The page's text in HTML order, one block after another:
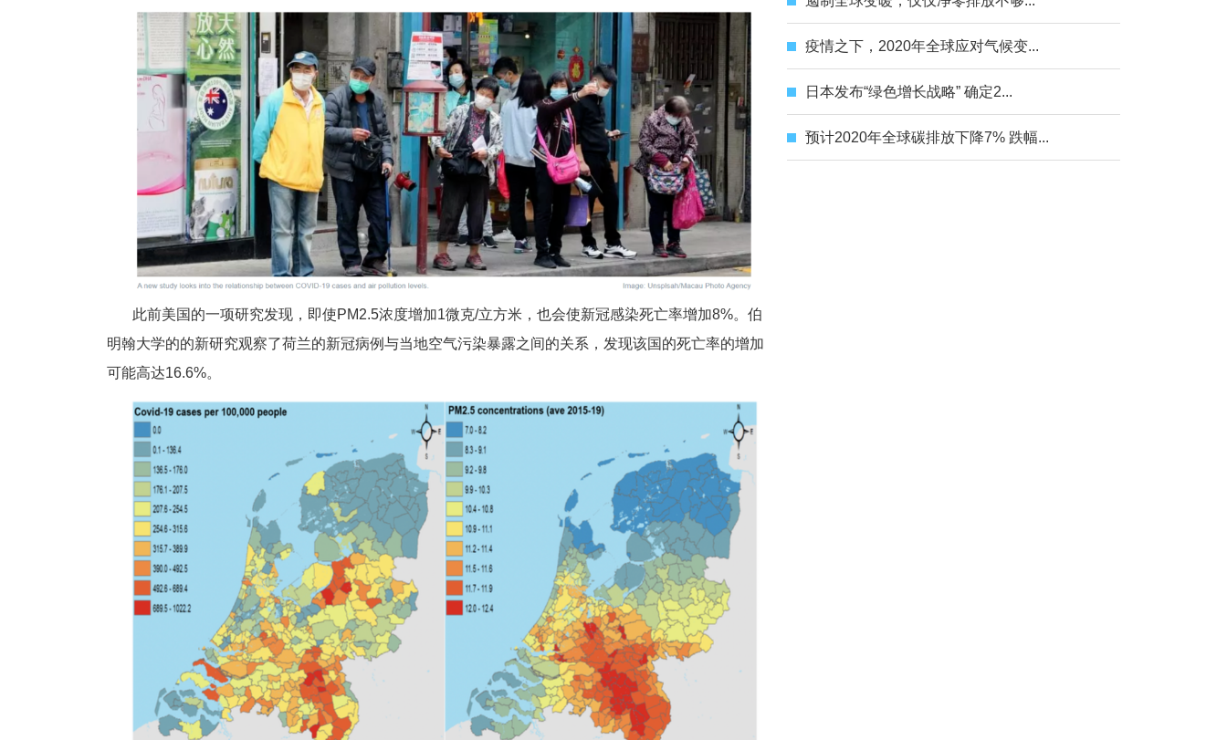
此前美国的一项研究发现，即使PM2.5浓度增加1微克/立方米，也会使新冠感染死亡率增加8%。伯
明翰大学的的新研究观察了荷兰的新冠病例与当地空气污染暴露之间的关系，发现该国的死亡率的增加
可能高达16.6%。
疫情之下，2020年全球应对气候变...
日本发布“绿色增长战略” 确定2...
预计2020年全球碳排放下降7% 跌幅...